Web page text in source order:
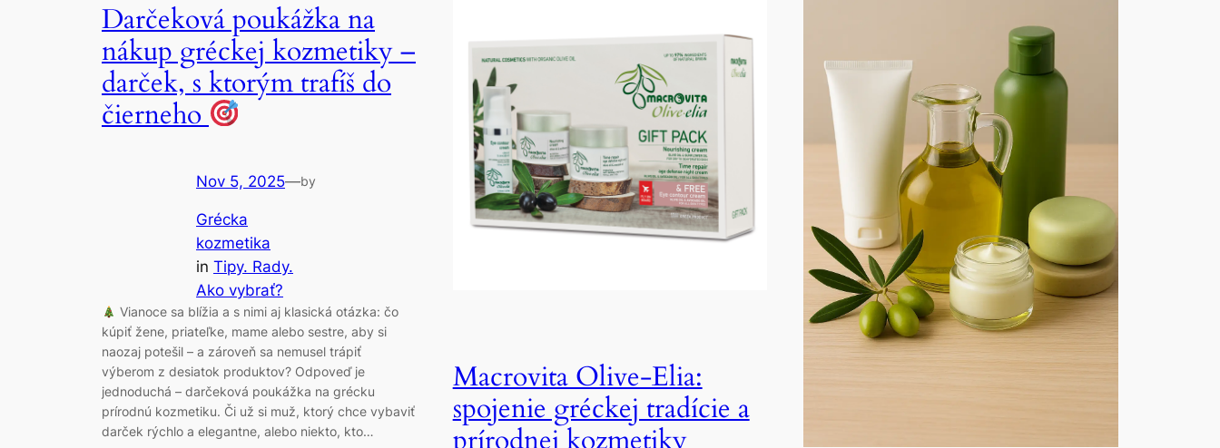
Darčeková poukážka na
nákup gréckej kozmetiky –
darček, s ktorým trafíš do
čierneho
Nov 5, 2025—by
Grécka
kozmetika
in Tipy. Rady.
Ako vybrať?
Vianoce sa blížia a s nimi aj klasická otázka: čo
kúpiť žene, priateľke, mame alebo sestre, aby si
naozaj potešil – a zároveň sa nemusel trápiť
výberom z desiatok produktov? Odpoveď je
jednoduchá – darčeková poukážka na grécku
prírodnú kozmetiku. Či už si muž, ktorý chce vybaviť
darček rýchlo a elegantne, alebo niekto, kto…
Macrovita Olive-Elia:
spojenie gréckej tradície a